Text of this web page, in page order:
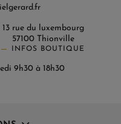
13 rue du luxembourg
57100 Thionville
INFOS BOUTIQUE
9h30 à 18h30